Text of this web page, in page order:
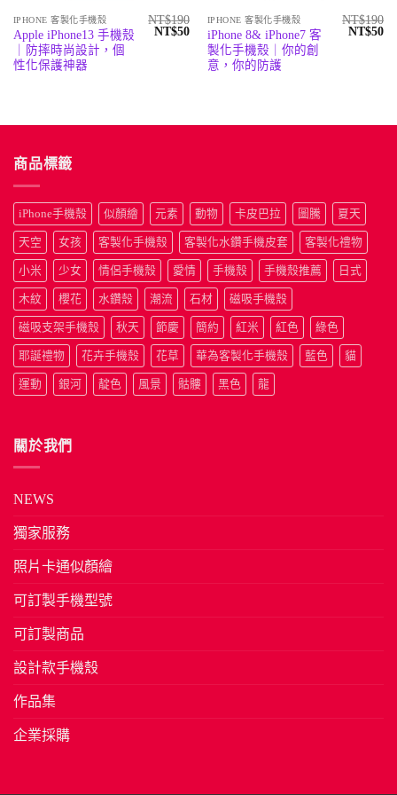
IPHONE 客製化手機殼
Apple iPhone13 手機殼
｜防摔時尚設計，個
性化保護神器
NT$190
原
NT$50目
格：
IPHONE 客製化手機殼
iPhone 8& iPhone7 客
製化手機殼｜你的創
意，你的防護
NT$190
原
NT$50目
商品標籤
iPhone手機殼 似顏繪 元素 動物 卡皮巴拉 圖騰 夏天
天空 女孩 客製化手機殼 客製化水鑽手機皮套 客製化禮物
小米 少女 情侶手機殼 愛情 手機殼 手機殼推薦 日式
木紋 櫻花 水鑽殼 潮流 石材 磁吸手機殼
磁吸支架手機殼 秋天 節慶 簡約 紅米 紅色 綠色
耶誕禮物 花卉手機殼 花草 華為客製化手機殼 藍色 貓
運動 銀河 靛色 風景 骷髏 黑色 龍
關於我們
NEWS
獨家服務
照片卡通似顏繪
可訂製手機型號
可訂製商品
設計款手機殼
作品集
企業採購